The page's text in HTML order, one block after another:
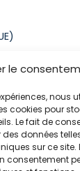
le
nous
cookies pour
Le fait de
données
sur ce site.
consentement
vente